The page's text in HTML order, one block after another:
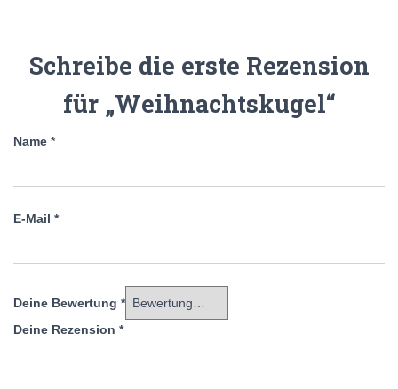
Schreibe die erste Rezension
für „Weihnachtskugel“
Name *
E-Mail *
Deine Bewertung *
Deine Rezension *